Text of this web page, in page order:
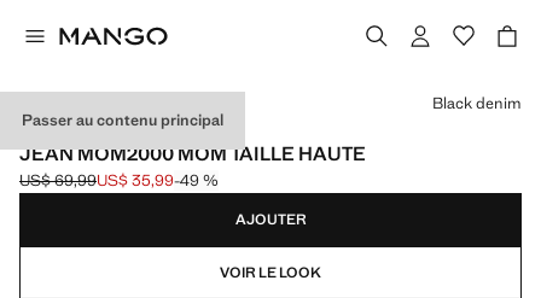
Passer au contenu principal
EXCLUSIVITÉ INTERNET
JEAN MOM2000 MOM TAILLE HAUTE
Prix initial barré [US$ 69,99 ]
US$ 69,99
Prix actuel [US$ 35,99 ]
US$ 35,99-49 %
Choisissez une couleur
Black denim
AJOUTER
VOIR LE LOOK